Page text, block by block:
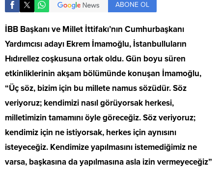
ABONE OL
İBB Başkanı ve Millet İttifakı’nın Cumhurbaşkanı
Yardımcısı adayı Ekrem İmamoğlu, İstanbulluların
Hıdırellez coşkusuna ortak oldu. Gün boyu süren
etkinliklerinin akşam bölümünde konuşan İmamoğlu,
“Üç söz, bizim için bu millete namus sözüdür. Söz
veriyoruz; kendimizi nasıl görüyorsak herkesi,
milletimizin tamamını öyle göreceğiz. Söz veriyoruz;
kendimiz için ne istiyorsak, herkes için aynısını
isteyeceğiz. Kendimize yapılmasını istemediğimiz ne
varsa, başkasına da yapılmasına asla izin vermeyeceğiz”